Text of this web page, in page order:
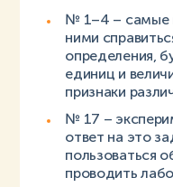
№ 1–4 – самые
ними
определения,
единиц и
признаки
№ 17 –
ответ на это
пользоваться
проводить